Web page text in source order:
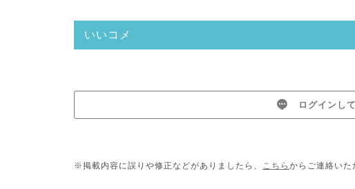
いいコメ
ログインし
※掲載内容に誤りや修正などがありましたら、 こちら からご連絡いた